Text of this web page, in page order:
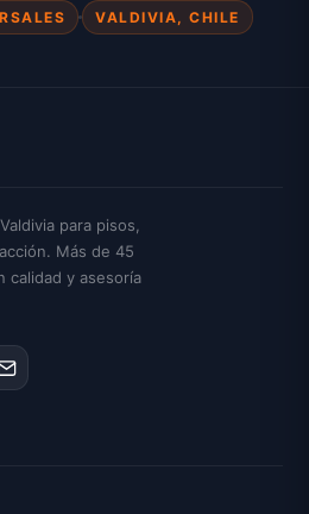
VALDIVIA, CHILE
para pisos,
Más de 45
calidad y asesoría